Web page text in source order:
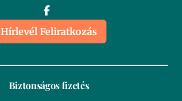
Hírlevél Feliratkozás
Biztonságos fizetés